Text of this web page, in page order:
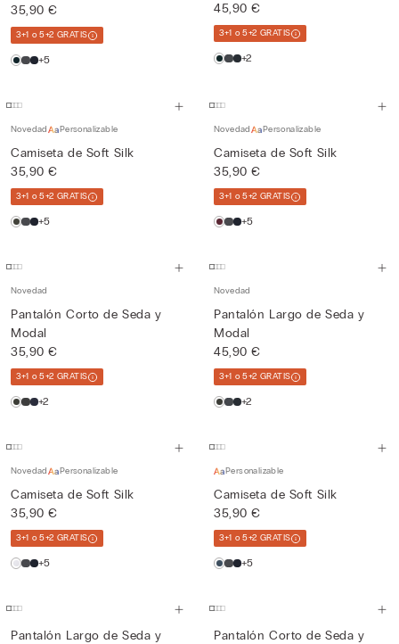
35,90 €
3+1 o 5+2 GRATIS
+5
45,90 €
3+1 o 5+2 GRATIS
+2
Novedad Personalizable
Camiseta de Soft Silk
35,90 €
3+1 o 5+2 GRATIS
+5
Novedad Personalizable
Camiseta de Soft Silk
35,90 €
3+1 o 5+2 GRATIS
+5
Novedad
Pantalón Corto de Seda y
Modal
35,90 €
3+1 o 5+2 GRATIS
+2
Novedad
Pantalón Largo de Seda y
Modal
45,90 €
3+1 o 5+2 GRATIS
+2
Novedad Personalizable
Camiseta de Soft Silk
35,90 €
3+1 o 5+2 GRATIS
+5
Personalizable
Camiseta de Soft Silk
35,90 €
3+1 o 5+2 GRATIS
+5
Pantalón Largo de Seda y
Pantalón Corto de Seda y